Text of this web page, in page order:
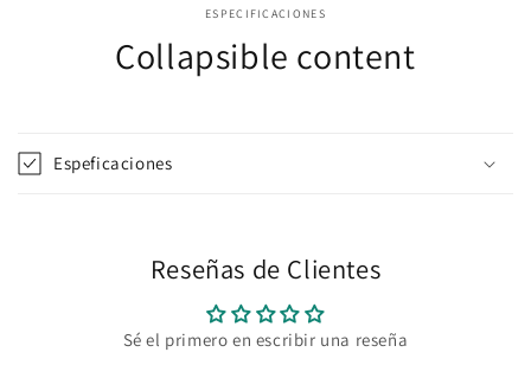
ESPECIFICACIONES
Collapsible content
Espeficaciones
Reseñas de Clientes
Sé el primero en escribir una reseña